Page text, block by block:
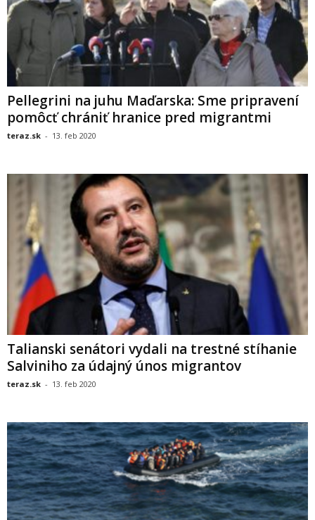
Pellegrini na juhu Maďarska: Sme pripravení
pomôcť chrániť hranice pred migrantmi
teraz.sk - 13. feb 2020
Talianski senátori vydali na trestné stíhanie
Salviniho za údajný únos migrantov
teraz.sk - 13. feb 2020